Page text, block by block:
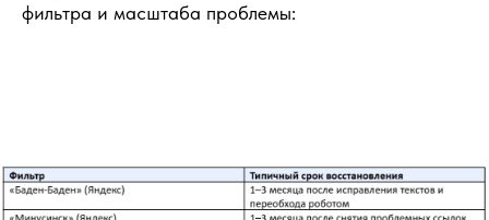
фильтра и масштаба проблемы: